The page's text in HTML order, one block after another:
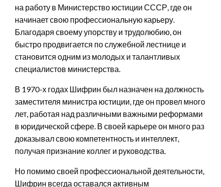
на работу в Министерство юстиции СССР, где он
начинает свою профессиональную карьеру.
Благодаря своему упорству и трудолюбию, он
быстро продвигается по служебной лестнице и
становится одним из молодых и талантливых
специалистов министерства.
В 1970-х годах Шифрин был назначен на должность
заместителя министра юстиции, где он провел много
лет, работая над различными важными реформами
в юридической сфере. В своей карьере он много раз
доказывал свою компетентность и интеллект,
получая признание коллег и руководства.
Но помимо своей профессиональной деятельности,
Шифрин всегда оставался активным